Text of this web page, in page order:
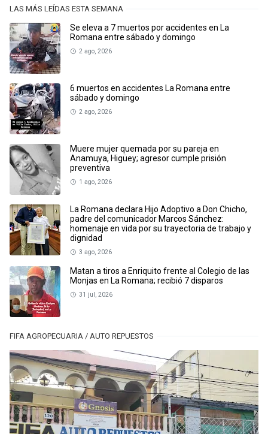
LAS MÁS LEÍDAS ESTA SEMANA
Se eleva a 7 muertos por accidentes en La
Romana entre sábado y domingo
2 ago, 2026
6 muertos en accidentes La Romana entre
sábado y domingo
2 ago, 2026
Muere mujer quemada por su pareja en
Anamuya, Higüey; agresor cumple prisión
preventiva
1 ago, 2026
La Romana declara Hijo Adoptivo a Don Chicho,
padre del comunicador Marcos Sánchez:
homenaje en vida por su trayectoria de trabajo y
dignidad
3 ago, 2026
Matan a tiros a Enriquito frente al Colegio de las
Monjas en La Romana; recibió 7 disparos
31 jul, 2026
FIFA AGROPECUARIA / AUTO REPUESTOS